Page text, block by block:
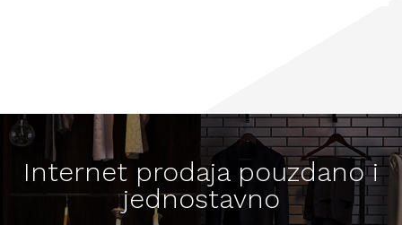
Internet prodaja pouzdano i
jednostavno